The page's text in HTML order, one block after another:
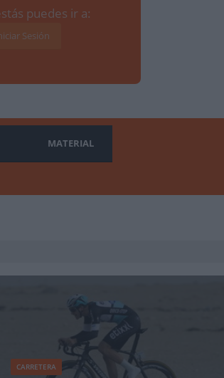
puedes ir a:
Sesión
MATERIAL
CARRETERA